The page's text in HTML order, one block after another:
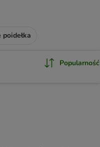
Popularność